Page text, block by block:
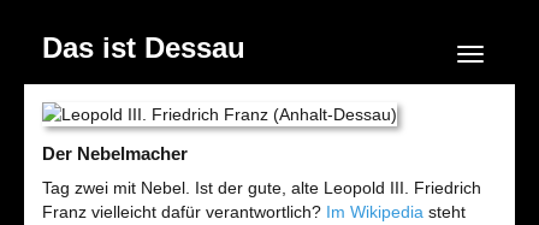
Das ist Dessau Navigation
Der Nebelmacher
Tag zwei mit Nebel. Ist der gute, alte Leopold III. Friedrich
Franz vielleicht dafür verantwortlich? Im Wikipedia steht